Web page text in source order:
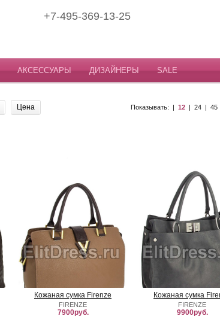
+7-495-369-13-25
АКСЕССУАРЫ ДИЗАЙНЕРЫ SALE
Цена Показывать: | 12 | 24 | 45
Кожаная сумка Firenze
FIRENZE
7900руб.
Кожаная сумка
FIRENZE
9900руб.